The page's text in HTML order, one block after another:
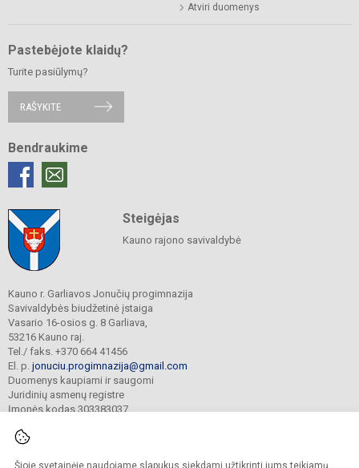
Šioje svetainėje naudojame slapukus siekdami užtikrinti jums teikiamų
Atviri duomenys
Pastebėjote klaidų?
Turite pasiūlymų?
RAŠYKITE
Bendraukime
Steigėjas
Kauno rajono savivaldybė
Kauno r. Garliavos Jonučių progimnazija
Savivaldybės biudžetinė įstaiga
Vasario 16-osios g. 8 Garliava,
53216 Kauno raj.
Tel./ faks. +370 664 41456
El. p. jonuciu.progimnazija@gmail.com
Duomenys kaupiami ir saugomi
Juridinių asmenų registre
Įmonės kodas 303383037
© 2023. Kauno r. Garliavos Jonučių progimnazija. Visos teisės saugomos.